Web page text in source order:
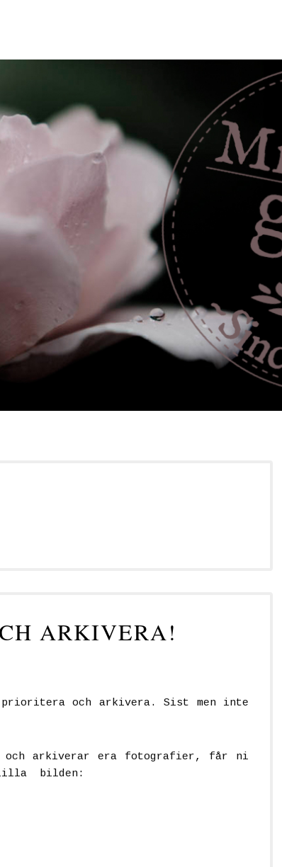
ARKIVERA!
och arkivera. Sist men inte
och arkiverar era fotografier, får ni
lilla bilden: